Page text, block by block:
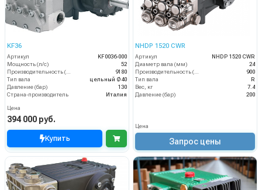
KF36
Артикул
KF0036-000
Мощность (л/с)
52
9180
Тип вала
цельный Ø40
Давление (бар)
130
Страна-производитель
Италия
Цена
394 000 руб.
Купить
NHDP 1520 CWR
Артикул
NHDP 1520 CWR
Диаметр вала (мм)
24
900
Тип вала
R
Вес, кг
7.4
Давление (бар)
200
Цена
Запрос цены